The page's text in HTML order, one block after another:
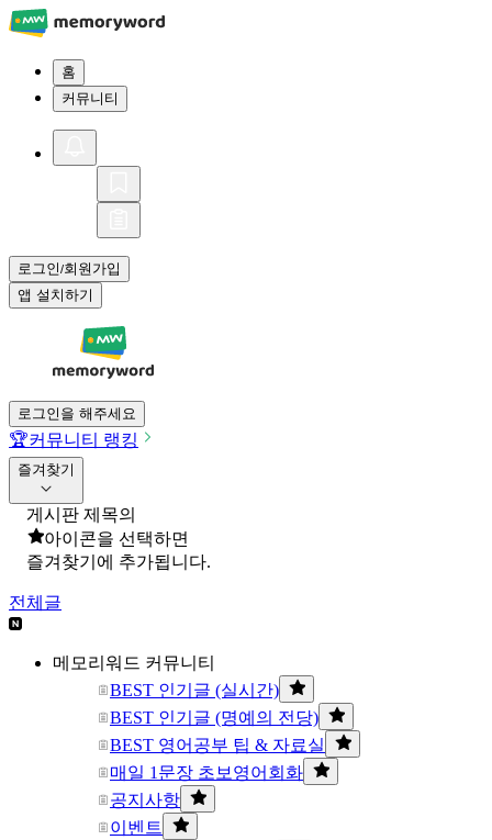
홈
커뮤니티
로그인/회원가입
앱 설치하기
로그인을 해주세요
🏆커뮤니티 랭킹
즐겨찾기
게시판 제목의
아이콘을 선택하면
즐겨찾기에 추가됩니다.
전체글
메모리워드 커뮤니티
BEST 인기글 (실시간)
BEST 인기글 (명예의 전당)
BEST 영어공부 팁 & 자료실
매일 1문장 초보영어회화
공지사항
이벤트